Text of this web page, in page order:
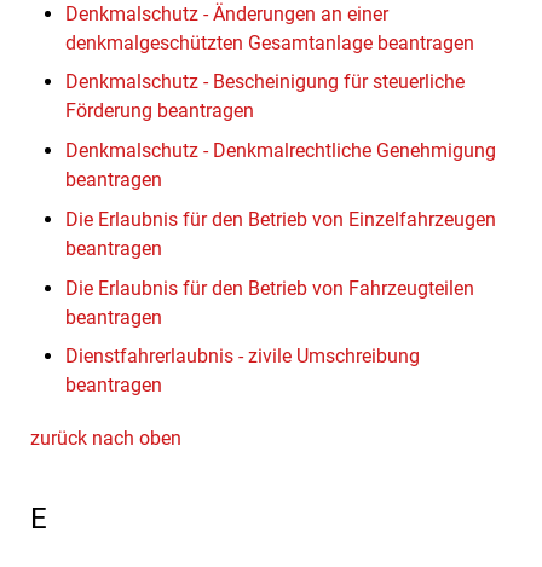
Denkmalschutz - Änderungen an einer
denkmalgeschützten Gesamtanlage beantragen
Denkmalschutz - Bescheinigung für steuerliche
Förderung beantragen
Denkmalschutz - Denkmalrechtliche Genehmigung
beantragen
Die Erlaubnis für den Betrieb von Einzelfahrzeugen
beantragen
Die Erlaubnis für den Betrieb von Fahrzeugteilen
beantragen
Dienstfahrerlaubnis - zivile Umschreibung
beantragen
zurück nach oben
E